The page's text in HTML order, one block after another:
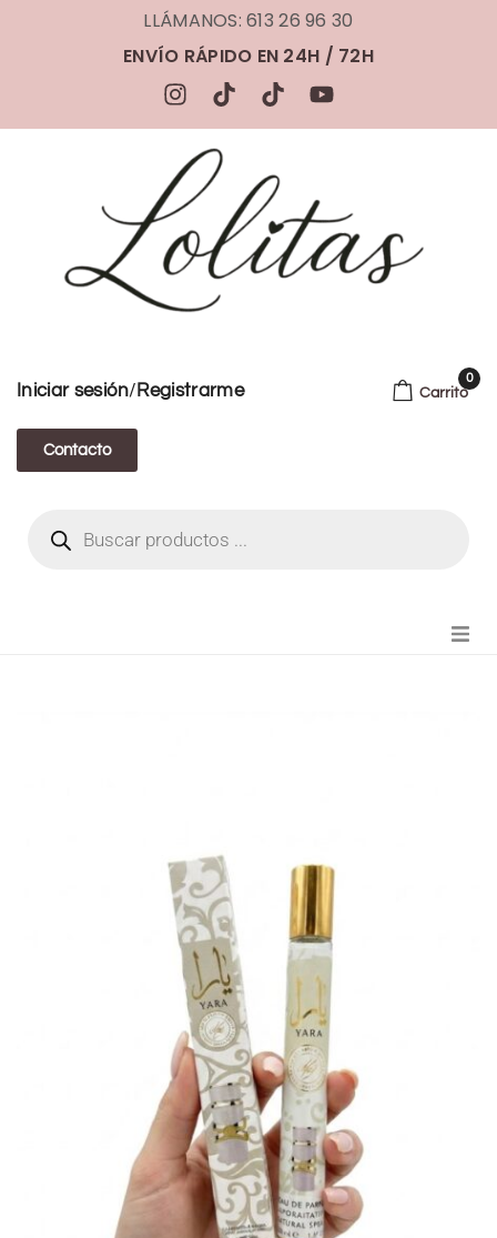
LLÁMANOS: 613 26 96 30
ENVÍO RÁPIDO EN 24H / 72H
Iniciar sesión/ Registrarme
Contacto
Carrito
0
BEAUTY
PERFUMES
BISUTERIA
BOLSOS Y MONEDEROS
CALZADO
COMPLEMENTOS